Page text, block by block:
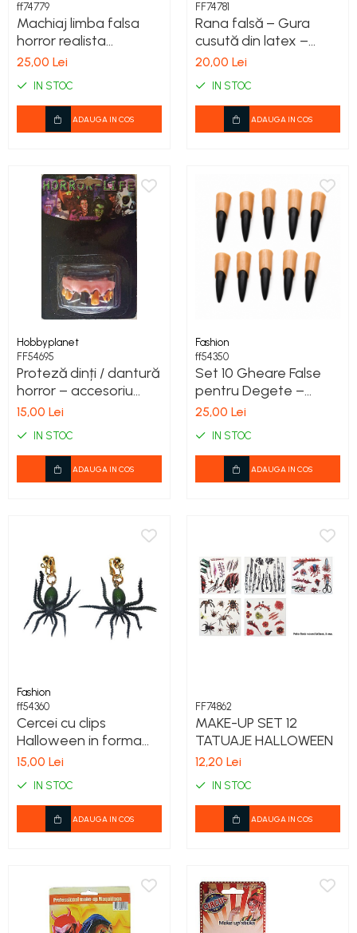
COSTUME PETRECERE ADULTI
COSTUME SI ACCESORII
TRICOURI TEMATICE 3D
ff74779
Machiaj limba falsa
horror realista
Halloween
25,00 Lei
IN STOC
ADAUGA IN COS
FF74781
Rana falsă – Gura
cusută din latex –
Machiaj Special Horror
20,00 Lei
IN STOC
ADAUGA IN COS
Hobbyplanet
FF54695
Proteză dinți / dantură
horror – accesoriu
Halloween
15,00 Lei
IN STOC
ADAUGA IN COS
Fashion
ff54350
Set 10 Gheare False
pentru Degete –
Accesoriu Halloween
Horror și Petreceri
25,00 Lei
IN STOC
ADAUGA IN COS
Fashion
ff54360
Cercei cu clips
Halloween in forma
de paianjen –
15,00 Lei
IN STOC
ADAUGA IN COS
FF74862
MAKE-UP SET 12
TATUAJE HALLOWEEN
12,20 Lei
IN STOC
ADAUGA IN COS